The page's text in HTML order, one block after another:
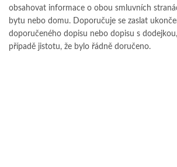
obsahovat informace o obou smluvních
bytu nebo domu. Doporučuje se zaslat
doporučeného dopisu nebo dopisu s
případě jistotu, že bylo řádně doručeno.